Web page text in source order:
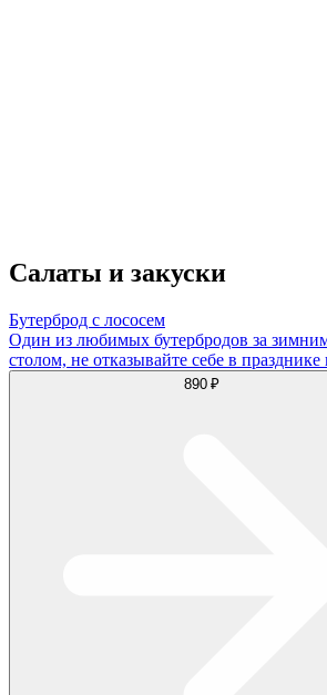
Салаты и закуски
Бутерброд с лососем
Один из любимых бутербродов за
столом, не отказывайте себе в празднике
890 ₽